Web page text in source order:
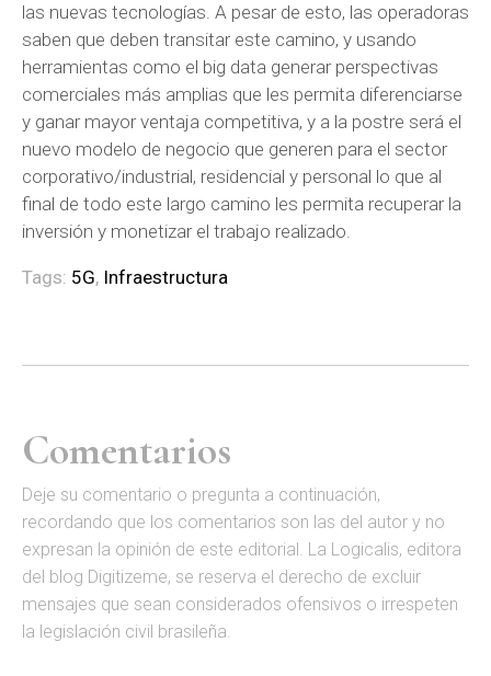
las nuevas tecnologías. A pesar de esto, las operadoras
saben que deben transitar este camino, y usando
herramientas como el big data generar perspectivas
comerciales más amplias que les permita diferenciarse
y ganar mayor ventaja competitiva, y a la postre será el
nuevo modelo de negocio que generen para el sector
corporativo/industrial, residencial y personal lo que al
final de todo este largo camino les permita recuperar la
inversión y monetizar el trabajo realizado.
Tags: 5G, Infraestructura
Comentarios
Deje su comentario o pregunta a continuación,
recordando que los comentarios son las del autor y no
expresan la opinión de este editorial. La Logicalis, editora
del blog Digitizeme, se reserva el derecho de excluir
mensajes que sean considerados ofensivos o irrespeten
la legislación civil brasileña.